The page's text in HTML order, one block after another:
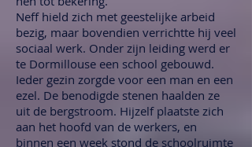
Neff hield zich met geestelijke arbeid
bezig, maar bovendien verrichtte hij veel
sociaal werk. Onder zijn leiding werd er
te Dormillouse een school gebouwd.
Ieder gezin zorgde voor een man en een
ezel. De benodigde stenen haalden ze
uit de bergstroom. Hijzelf plaatste zich
aan het hoofd van de werkers, en
binnen een week stond de schoolruimte